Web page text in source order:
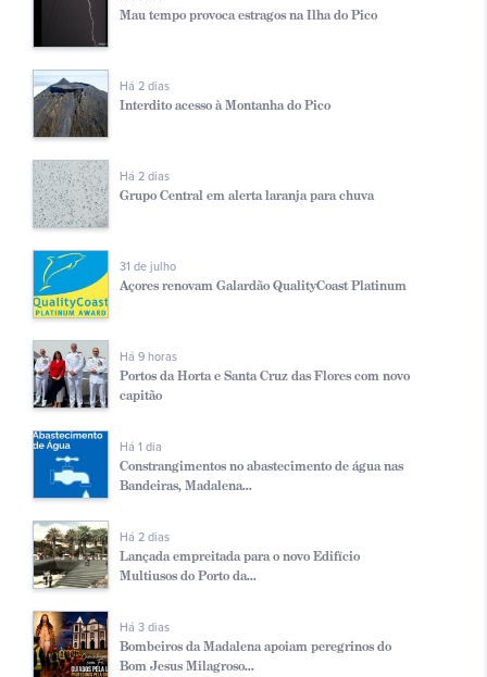
Mau tempo provoca estragos na Ilha do Pico
Há 2 dias
Interdito acesso à Montanha do Pico
Há 2 dias
Grupo Central em alerta laranja para chuva
31 de julho
Açores renovam Galardão QualityCoast Platinum
Há 9 horas
Portos da Horta e Santa Cruz das Flores com novo
capitão
Há 1 dia
Constrangimentos no abastecimento de água nas
Bandeiras, Madalena...
Há 2 dias
Lançada empreitada para o novo Edifício
Multiusos do Porto da...
Há 3 dias
Bombeiros da Madalena apoiam peregrinos do
Bom Jesus Milagroso...